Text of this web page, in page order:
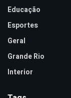
Educação
Esportes
Geral
Grande Rio
Interior